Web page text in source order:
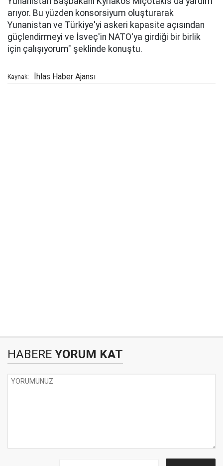
arıyor. Bu yüzden konsorsiyum oluşturarak
Yunanistan ve Türkiye'yi askeri kapasite açısından
güçlendirmeyi ve İsveç'in NATO'ya girdiği bir birlik
için çalışıyorum" şeklinde konuştu.
Kaynak: İhlas Haber Ajansı
HABERE YORUM KAT